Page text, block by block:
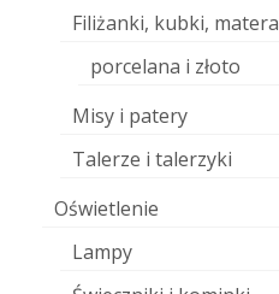
Filiżanki, kubki, matera
porcelana i złoto
Misy i patery
Talerze i talerzyki
Oświetlenie
Lampy